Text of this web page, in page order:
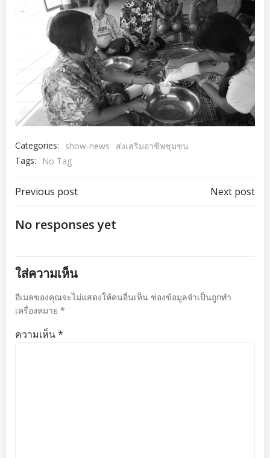
Categories: show-news
ส่งเสริมอาชีพชุมชน
Tags:
No Tag
แนะแนว
เรื่อง
Previous post
แนะแนวNext post
No responses yet
ใส่ความเห็น
อีเมลของคุณจะไม่แสดงให้คนอื่นเห็น ช่องข้อมูลจำเป็นถูกทำ
เครื่องหมาย *
ความเห็น*